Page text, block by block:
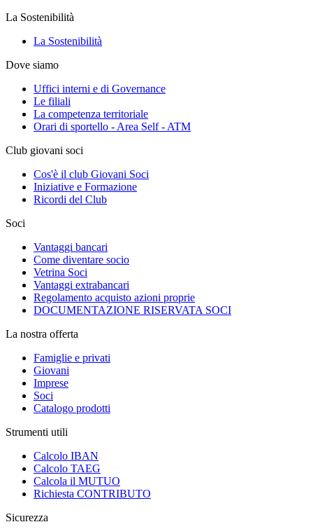
La Sostenibilità
La Sostenibilità
Dove siamo
Uffici interni e di Governance
Le filiali
La competenza territoriale
Orari di sportello - Area Self - ATM
Club giovani soci
Cos'è il club Giovani Soci
Iniziative e Formazione
Ricordi del Club
Soci
Vantaggi bancari
Come diventare socio
Vetrina Soci
Vantaggi extrabancari
Regolamento acquisto azioni proprie
DOCUMENTAZIONE RISERVATA SOCI
La nostra offerta
Famiglie e privati
Giovani
Imprese
Soci
Catalogo prodotti
Strumenti utili
Calcolo IBAN
Calcolo TAEG
Calcola il MUTUO
Richiesta CONTRIBUTO
Sicurezza